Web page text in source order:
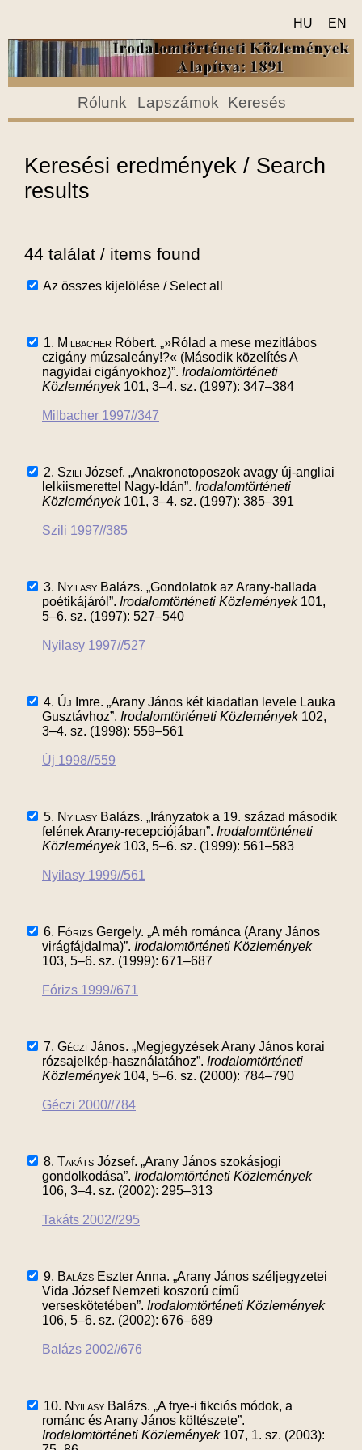
HU EN
Rólunk Lapszámok Keresés
Keresési eredmények / Search
results
44 találat / items found
Az összes kijelölése / Select all
1. Milbacher Róbert. „»Rólad a mese mezitlábos
czigány múzsaleány!?« (Második közelítés A
nagyidai cigányokhoz)”. Irodalomtörténeti
Közlemények101, 3–4. sz. (1997): 347–384
Milbacher 1997//347
2. Szili József. „Anakronotoposzok avagy új-angliai
lelkiismerettel Nagy-Idán”. Irodalomtörténeti
Közlemények101, 3–4. sz. (1997): 385–391
Szili 1997//385
3. Nyilasy Balázs. „Gondolatok az Arany-ballada
poétikájáról”. Irodalomtörténeti Közlemények101,
5–6. sz. (1997): 527–540
Nyilasy 1997//527
4. Új Imre. „Arany János két kiadatlan levele Lauka
Gusztávhoz”. Irodalomtörténeti Közlemények102,
3–4. sz. (1998): 559–561
Új 1998//559
5. Nyilasy Balázs. „Irányzatok a 19. század második
felének Arany-recepciójában”. Irodalomtörténeti
Közlemények103, 5–6. sz. (1999): 561–583
Nyilasy 1999//561
6. Fórizs Gergely. „A méh románca (Arany János
virágfájdalma)”. Irodalomtörténeti Közlemények
103, 5–6. sz. (1999): 671–687
Fórizs 1999//671
7. Géczi János. „Megjegyzések Arany János korai
rózsajelkép-használatához”. Irodalomtörténeti
Közlemények104, 5–6. sz. (2000): 784–790
Géczi 2000//784
8. Takáts József. „Arany János szokásjogi
gondolkodása”. Irodalomtörténeti Közlemények
106, 3–4. sz. (2002): 295–313
Takáts 2002//295
9. Balázs Eszter Anna. „Arany János széljegyzetei
Vida József Nemzeti koszorú című
verseskötetében”. Irodalomtörténeti Közlemények
106, 5–6. sz. (2002): 676–689
Balázs 2002//676
10. Nyilasy Balázs. „A frye-i fikciós módok, a
románc és Arany János költészete”.
Irodalomtörténeti Közlemények107, 1. sz. (2003):